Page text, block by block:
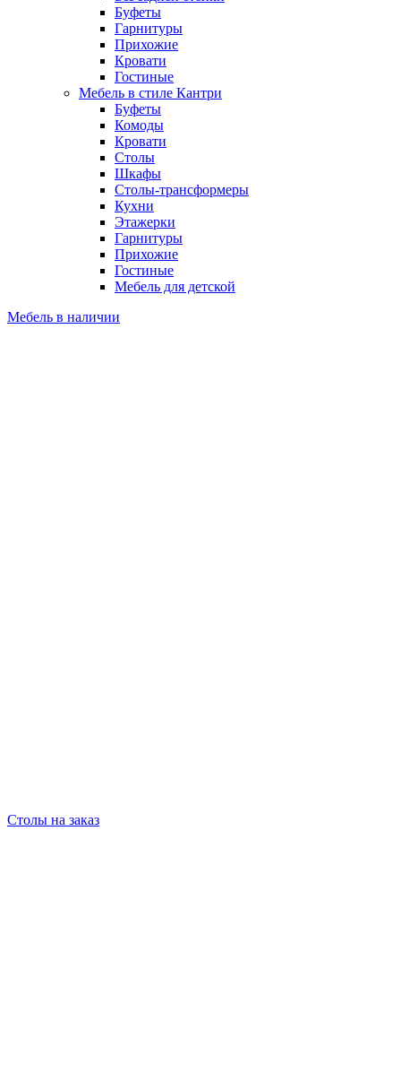
Буфеты
Гарнитуры
Прихожие
Кровати
Гостиные
Мебель в стиле Кантри
Буфеты
Комоды
Кровати
Столы
Шкафы
Столы-трансформеры
Кухни
Этажерки
Гарнитуры
Прихожие
Гостиные
Мебель для детской
Мебель в наличии
Столы на заказ